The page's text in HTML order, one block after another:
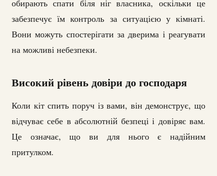
обирають спати біля ніг власника, оскільки це
забезпечує їм контроль за ситуацією у кімнаті.
Вони можуть спостерігати за дверима і реагувати
на можливі небезпеки.
Високий рівень довіри до господаря
Коли кіт спить поруч із вами, він демонструє, що
відчуває себе в абсолютній безпеці і довіряє вам.
Це означає, що ви для нього є надійним
притулком.